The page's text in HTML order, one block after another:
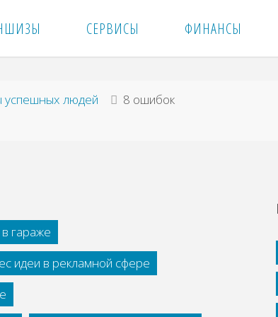
СЕРВИСЫ ФИНАНСЫ
успешных людей
8 ошибок
гараже
идеи в рекламной сфере